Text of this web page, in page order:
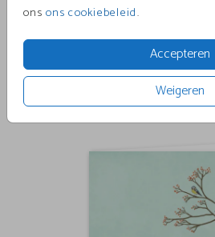
onsons cookiebeleid.
Accepteren
Weigeren
ronde hoeken